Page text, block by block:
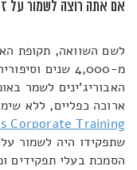
אם אתה רוצה לשמור על
לשם השוואה, תקופת
מ-4,000 שנים
האבוריג'ינים לשמר
ארוכה כפליים, ללא
Corporate Training
שתפקידו היה לשמור
הסמכת בעלי תפקידים